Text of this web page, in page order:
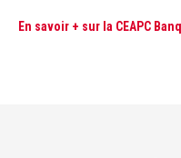
En savoir + sur la CEAPC